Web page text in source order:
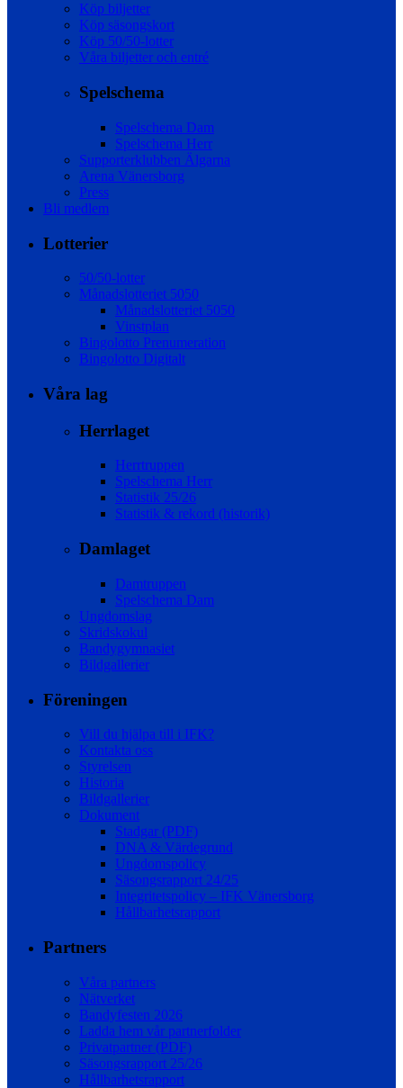
Köp biljetter
Köp säsongskort
Köp 50/50-lotter
Våra biljetter och entré
Spelschema
Spelschema Dam
Spelschema Herr
Supporterklubben Älgarna
Arena Vänersborg
Press
Bli medlem
Lotterier
50/50-lotter
Månadslotteriet 5050
Månadslotteriet 5050
Vinstplan
Bingolotto Prenumeration
Bingolotto Digitalt
Våra lag
Herrlaget
Herrtruppen
Spelschema Herr
Statistik 25/26
Statistik & rekord (historik)
Damlaget
Damtruppen
Spelschema Dam
Ungdomslag
Skridskokul
Bandygymnasiet
Bildgallerier
Föreningen
Vill du hjälpa till i IFK?
Kontakta oss
Styrelsen
Historia
Bildgallerier
Dokument
Stadgar (PDF)
DNA & Värdegrund
Ungdomspolicy
Säsongsrapport 24/25
Integritetspolicy – IFK Vänersborg
Hållbarhetsrapport
Partners
Våra partners
Nätverket
Bandyfesten 2026
Ladda hem vår partnerfolder
Privatpartner (PDF)
Säsongsrapport 25/26
Hållbarhetsrapport